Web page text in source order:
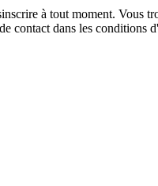
à tout moment. Vous
contact dans les conditions